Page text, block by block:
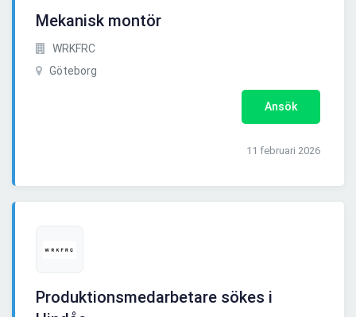
Mekanisk montör
WRKFRC
Göteborg
Ansök
11 februari 2026
Produktionsmedarbetare sökes i